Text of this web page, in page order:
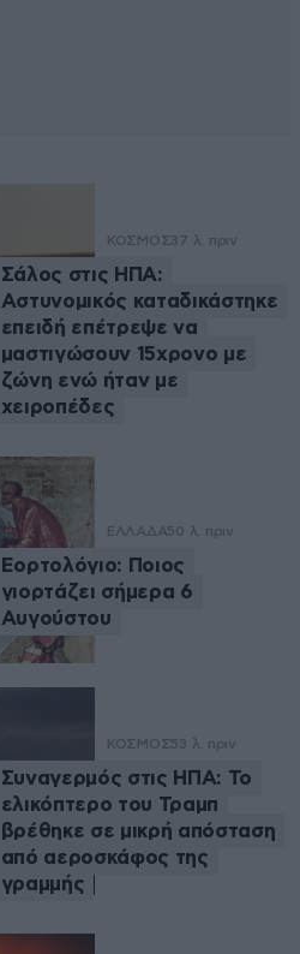
ΚΟΣΜΟΣ37 λ. πριν
Σάλος στις ΗΠΑ:
Αστυνομικός καταδικάστηκε
επειδή επέτρεψε να
μαστιγώσουν 15χρονο με
ζώνη ενώ ήταν με
χειροπέδες
ΕΛΛΑΔΑ50 λ. πριν
Εορτολόγιο: Ποιος
γιορτάζει σήμερα 6
Αυγούστου
ΚΟΣΜΟΣ53 λ. πριν
Συναγερμός στις ΗΠΑ: Το
ελικόπτερο του Τραμπ
βρέθηκε σε μικρή απόσταση
από αεροσκάφος της
γραμμής